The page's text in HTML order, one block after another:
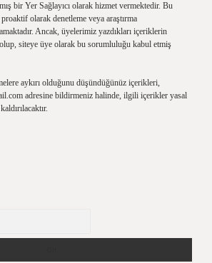
bir Yer Sağlayıcı olarak hizmet vermektedir. Bu
olarak denetleme veya araştırma
Ancak, üyelerimiz yazdıkları içeriklerin
siteye üye olarak bu sorumluluğu kabul etmiş
aykırı olduğunu düşündüğünüz içerikleri,
adresine bildirmeniz halinde, ilgili içerikler yasal